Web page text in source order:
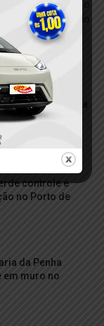
para Conquistar o
Imóvel Próprio
motocicleta
mulheres
controle e
no Porto de
da Penha
em muro no